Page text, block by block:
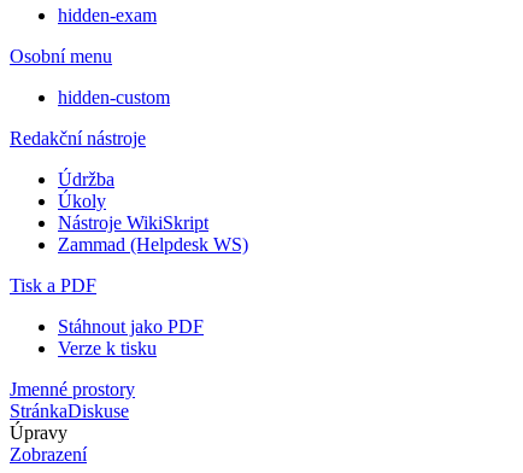
hidden-exam
Osobní menu
hidden-custom
Redakční nástroje
Údržba
Úkoly
Nástroje WikiSkript
Zammad (Helpdesk WS)
Tisk a PDF
Stáhnout jako PDF
Verze k tisku
Jmenné prostory
StránkaDiskuse
Úpravy
Zobrazení